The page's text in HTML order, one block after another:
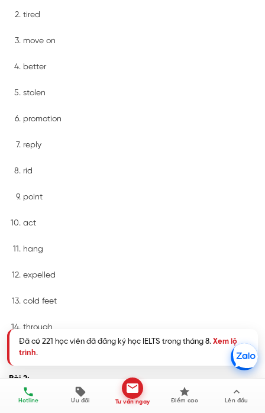
tired
move on
better
stolen
promotion
reply
rid
point
act
hang
expelled
cold feet
through
cold feet
Bài 2:
get through
Hotline Ưu đãi Tư vấn ngay Điểm cao Lên đầu
Đã có 221 học viên đã đăng ký học IELTS trong tháng 8.
trình